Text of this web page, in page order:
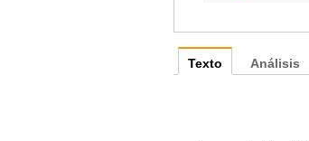
Texto Análisis